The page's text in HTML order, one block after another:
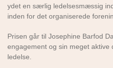
ydet en særlig ledelsesmæssig
inden for det organiserede
Prisen går til Josephine Barfod
engagement og sin meget aktive
ledelse.